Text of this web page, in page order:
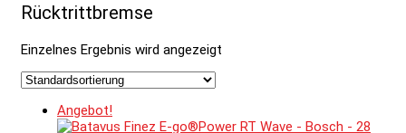
Rücktrittbremse
Einzelnes Ergebnis wird angezeigt
Angebot!